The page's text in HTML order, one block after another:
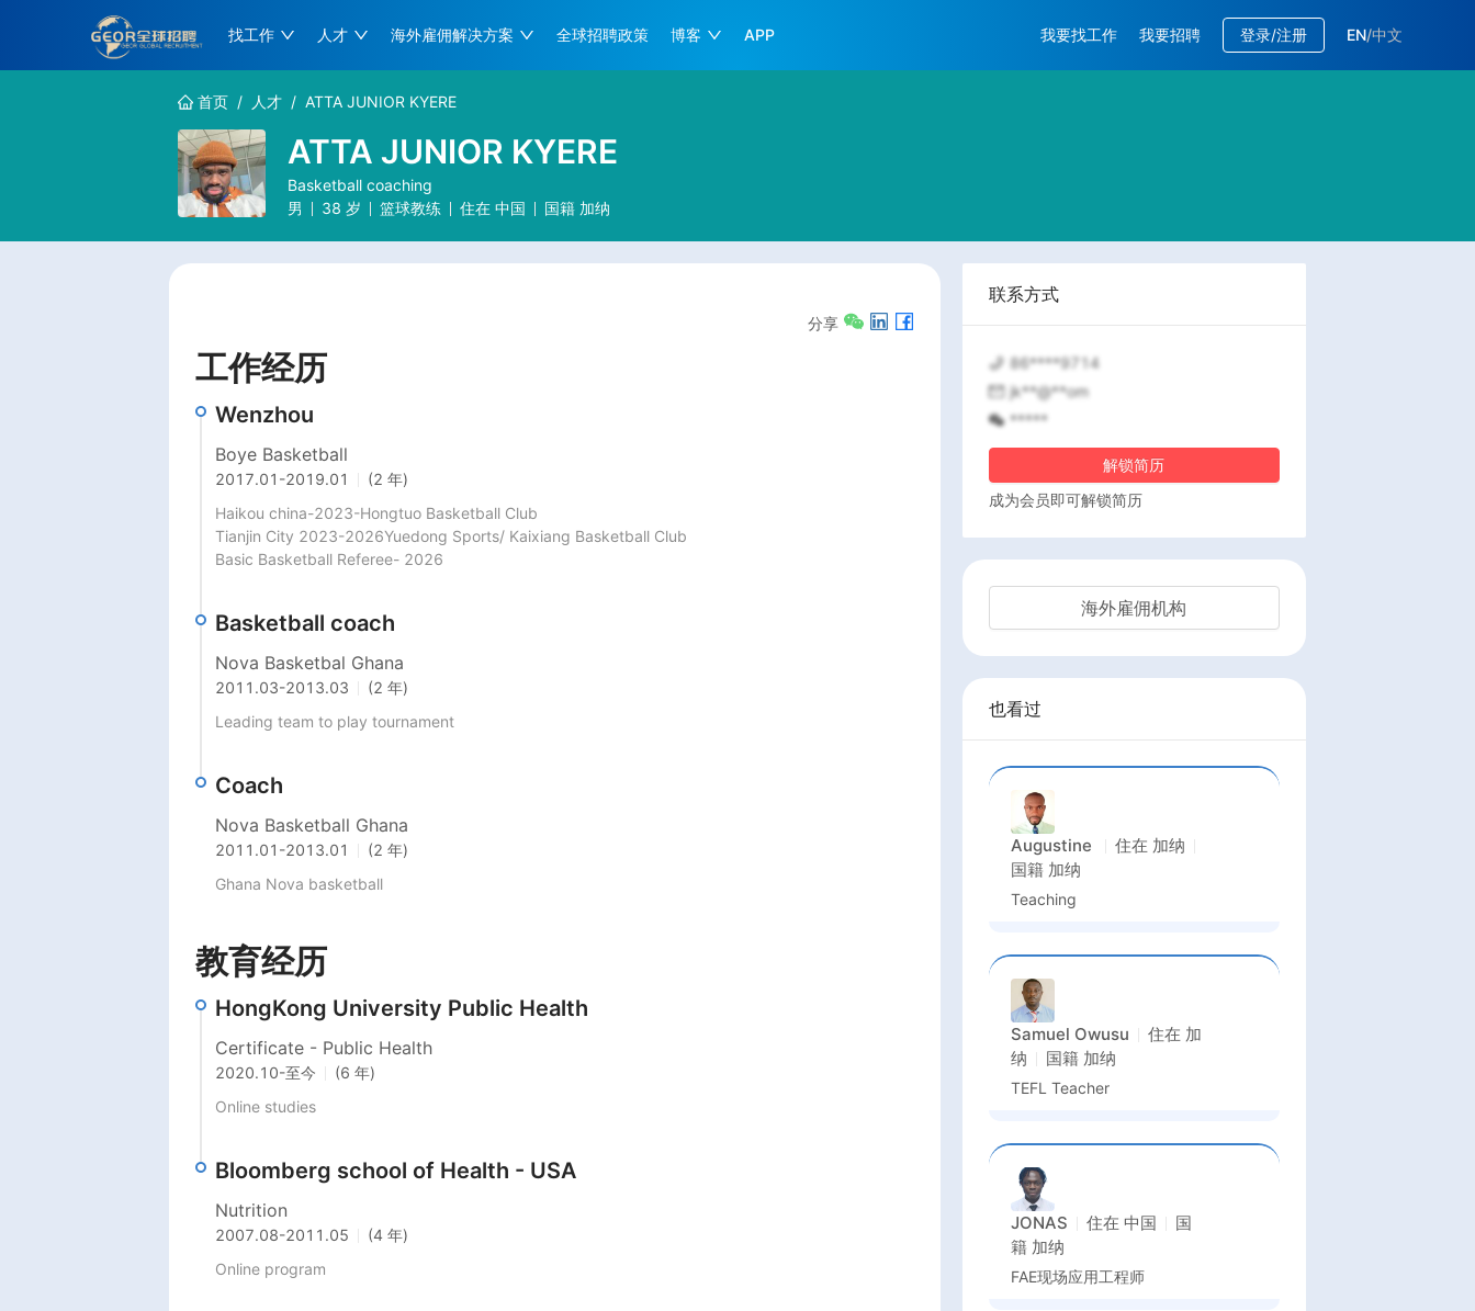
找工作 人才 海外雇佣解决方案 全球招聘政策 博客 APP 我要找工作 我要招聘 登录/注册 EN/中文
首页 / 人才 / ATTA JUNIOR KYERE
ATTA JUNIOR KYERE
Basketball coaching
男
38 岁 篮球教练 住在 中国 国籍 加纳
分享
工作经历
Wenzhou
Boye Basketball
2017.01 -2019.01
(2 年)
Haikou china-2023-Hongtuo Basketball Club
Tianjin City 2023-2026Yuedong Sports/ Kaixiang Basketball Club
Basic Basketball Referee- 2026
Basketball coach
Nova Basketbal Ghana
2011.03-2013.03
(2 年)
Leading team to play tournament
Coach
Nova Basketball Ghana
2011.01 -2013.01
(2 年)
Ghana Nova basketball
教育经历
HongKong University Public Health
Certificate - Public Health
2020.10-至今
(6 年)
Online studies
Bloomberg school of Health - USA
Nutrition
2007.08-2011.05
(4 年)
Online program
联系方式
86****9714
jk**@**om
*****
解锁简历
成为会员即可解锁简历
海外雇佣机构
也看过
Augustine 住在 加纳
国籍 加纳
Teaching
Samuel Owusu 住在 加
纳
国籍 加纳
TEFL Teacher
JONAS 住在 中国
国
籍 加纳
FAE现场应用工程师